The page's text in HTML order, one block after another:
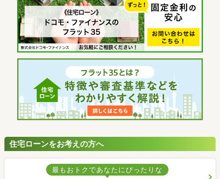
住宅ローンをお考えの方へ
最もおトクであなたにぴったりな